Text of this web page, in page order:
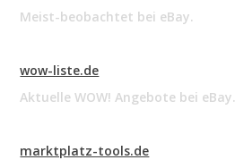
Meist-beobachtet bei eBay.
wow-liste.de
Aktuelle WOW! Angebote bei eBay.
marktplatz-tools.de